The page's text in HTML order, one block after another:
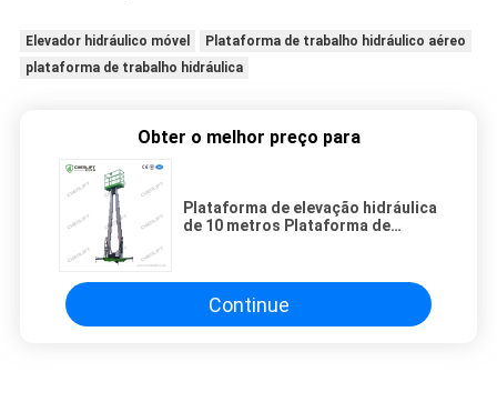
Elevador hidráulico móvel
Plataforma de trabalho hidráulico aéreo
plataforma de trabalho hidráulica
Obter o melhor preço para
Plataforma de elevação hidráulica
de 10 metros Plataforma de
Continue